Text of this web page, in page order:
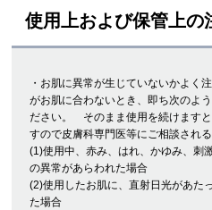
使用上および保管上の
・お肌に異常が生じていないかよく
がお肌に合わないとき、即ち次のよ
ださい。 そのまま使用を続けます
すので皮膚科専門医等にご相談され
(1)使用中、赤み、はれ、かゆみ、刺
の異常があらわれた場合
(2)使用したお肌に、直射日光があた
た場合